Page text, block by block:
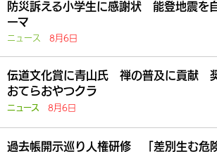
防災訴える小学生に感謝状 能登地震を
ーマ
ニュース 8月6日
伝道文化賞に青山氏 禅の普及に貢献 奨
おてらおやつクラ
ニュース 8月6日
過去帳開示巡り人権研修 「差別生む危